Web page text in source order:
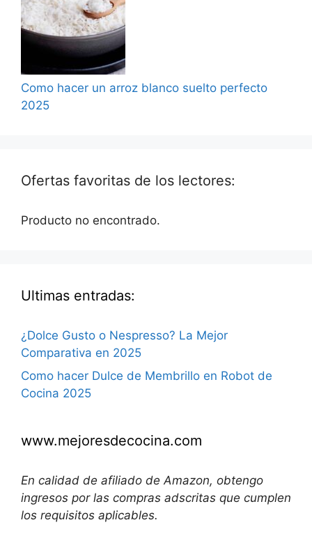
Como hacer un arroz blanco suelto perfecto
2025
Ofertas favoritas de los lectores:
Producto no encontrado.
Ultimas entradas:
¿Dolce Gusto o Nespresso? La Mejor
Comparativa en 2025
Como hacer Dulce de Membrillo en Robot de
Cocina 2025
www.mejoresdecocina.com
En calidad de afiliado de Amazon, obtengo
ingresos por las compras adscritas que cumplen
los requisitos aplicables.